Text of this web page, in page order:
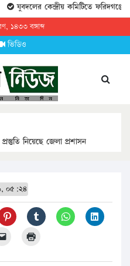
যুবদলের কেন্দ্রীয় কমিটিতে ফরিদগঞ্জের
১৪৩৩ বঙ্গাব্দ
ভিডিও
নিয়েছে জেলা প্রশাসন
০৫:২৪